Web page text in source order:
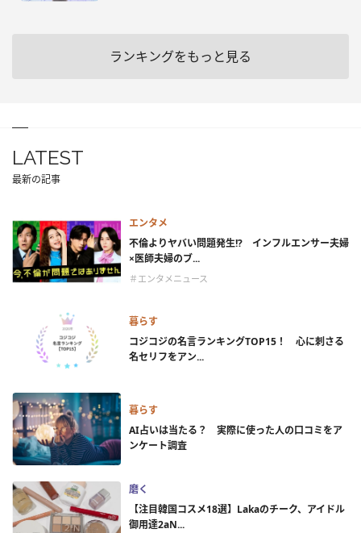
ランキングをもっと見る
LATEST
最新の記事
エンタメ
不倫よりヤバい問題発生!? インフルエンサー夫婦
×医師夫婦のブ...
＃エンタメニュース
暮らす
コジコジの名言ランキングTOP15！ 心に刺さる
名セリフをアン...
暮らす
AI占いは当たる？ 実際に使った人の口コミをア
ンケート調査
磨く
【注目韓国コスメ18選】Lakaのチーク、アイドル
御用達2aN...